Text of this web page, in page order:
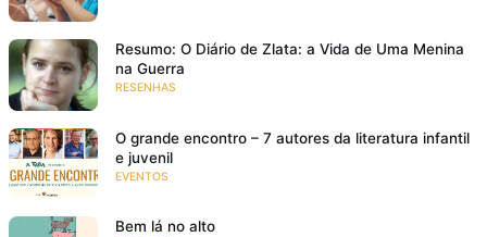
Resumo: O Diário de Zlata: a Vida de Uma Menina
na Guerra
RESENHAS
O grande encontro – 7 autores da literatura infantil
e juvenil
EVENTOS
Bem lá no alto